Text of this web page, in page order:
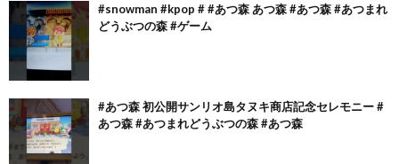
#snowman #kpop # #あつ森 あつ森 #あつ森 #あつまれ
どうぶつの森 #ゲーム
#あつ森 初公開サンリオ島タヌキ商店記念セレモニー #
あつ森 #あつまれどうぶつの森 #あつ森